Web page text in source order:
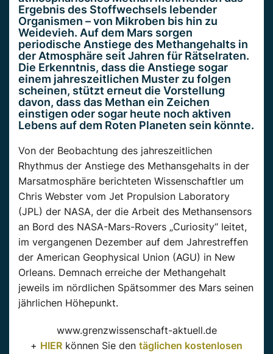
Ergebnis des Stoffwechsels lebender
Organismen – von Mikroben bis hin zu
Weidevieh. Auf dem Mars sorgen
periodische Anstiege des Methangehalts in
der Atmosphäre seit Jahren für Rätselraten.
Die Erkenntnis, dass die Anstiege sogar
einem jahreszeitlichen Muster zu folgen
scheinen, stützt erneut die Vorstellung
davon, dass das Methan ein Zeichen
einstigen oder sogar heute noch aktiven
Lebens auf dem Roten Planeten sein könnte.
Von der Beobachtung des jahreszeitlichen
Rhythmus der Anstiege des Methansgehalts in der
Marsatmosphäre berichteten Wissenschaftler um
Chris Webster vom Jet Propulsion Laboratory
(JPL) der NASA, der die Arbeit des Methansensors
an Bord des NASA-Mars-Rovers „Curiosity“ leitet,
im vergangenen Dezember auf dem Jahrestreffen
der American Geophysical Union (AGU) in New
Orleans. Demnach erreiche der Methangehalt
jeweils im nördlichen Spätsommer des Mars seinen
jährlichen Höhepunkt.
www.grenzwissenschaft-aktuell.de
+ HIER können Sie den täglichen kostenlosen